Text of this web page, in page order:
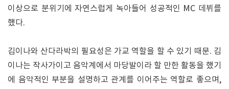
이상으로 분위기에 자연스럽게 녹아들어 성공적인 MC 데뷔를
했다.
김이나와 산다라박의 필요성은 가교 역할을 할 수 있기 때문. 김
이나는 작사가이고 음악계에서 마당발이라 할 만한 활동을 했기
에 음악적인 부분을 설명하고 관계를 이어주는 역할로 좋으며,